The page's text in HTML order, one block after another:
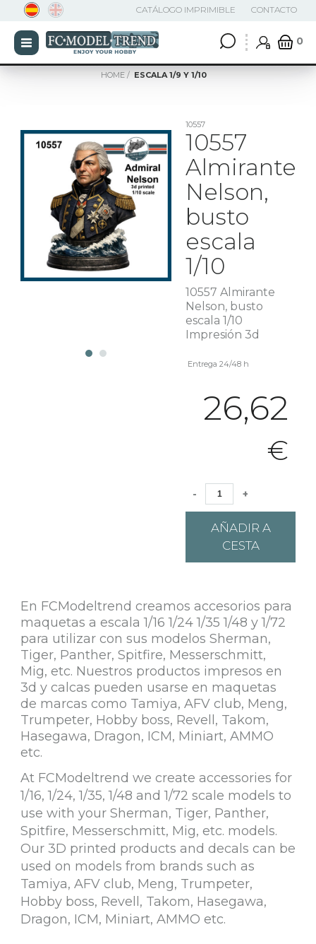
0
CATÁLOGO IMPRIMIBLE CONTACTO
HOME ESCALA 1/9 Y 1/10
10557
10557
Almirante
Nelson,
busto
escala
1/10
10557 Almirante
Nelson, busto
escala 1/10
Impresión 3d
Entrega 24/48 h
26,62
€
- +
AÑADIR A
CESTA
En FCModeltrend creamos accesorios para
maquetas a escala 1/16 1/24 1/35 1/48 y 1/72
para utilizar con sus modelos Sherman,
Tiger, Panther, Spitfire, Messerschmitt,
Mig, etc. Nuestros productos impresos en
3d y calcas pueden usarse en maquetas
de marcas como Tamiya, AFV club, Meng,
Trumpeter, Hobby boss, Revell, Takom,
Hasegawa, Dragon, ICM, Miniart, AMMO
etc.
At FCModeltrend we create accessories for
1/16, 1/24, 1/35, 1/48 and 1/72 scale models to
use with your Sherman, Tiger, Panther,
Spitfire, Messerschmitt, Mig, etc. models.
Our 3D printed products and decals can be
used on models from brands such as
Tamiya, AFV club, Meng, Trumpeter,
Hobby boss, Revell, Takom, Hasegawa,
Dragon, ICM, Miniart, AMMO etc.